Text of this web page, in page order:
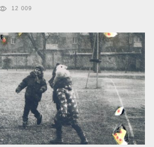
12 009